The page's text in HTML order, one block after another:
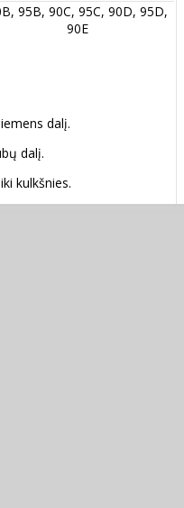
95B, 90C, 95C, 90D, 95D,
90E
dalį.
dalį.
kulkšnies.